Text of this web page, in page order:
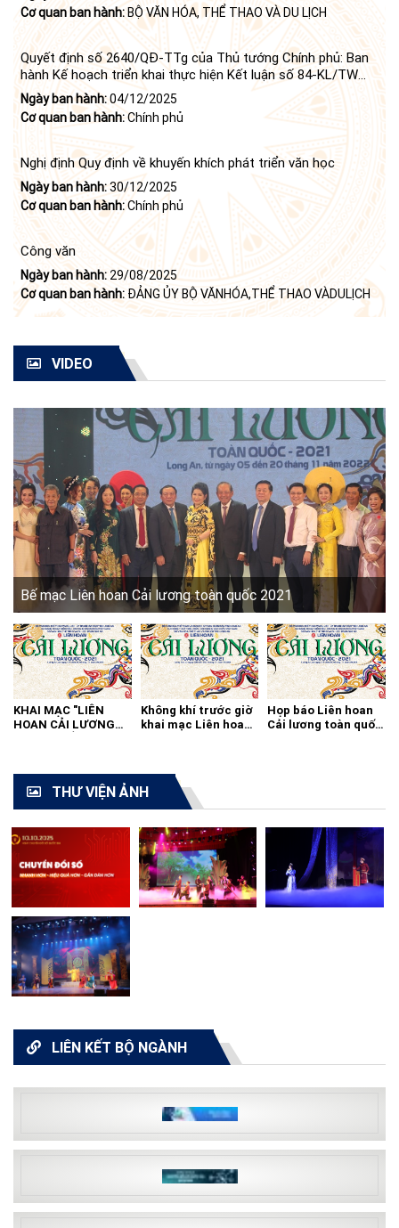
Cơ quan ban hành:BỘ VĂN HÓA, THỂ THAO VÀ DU LỊCH
Quyết định số 2640/QĐ-TTg của Thủ tướng Chính phủ: Ban
hành Kế hoạch triển khai thực hiện Kết luận số 84-KL/TW
ngày 21 tháng 6 năm 2024 của Bộ Chính trị tiếp tục thực
hiện Nghị quyết số 23-NQ/TW ngày 16 tháng 6 năm 2008
của Bộ Chính trị (khóa X) về "tiếp tục xây dựng và phát triển
văn học, nghệ thuật trong thời kỳ mới"
Ngày ban hành:04/12/2025
Cơ quan ban hành:Chính phủ
Nghị định Quy định về khuyến khích phát triển văn học
Ngày ban hành:30/12/2025
Cơ quan ban hành:Chính phủ
Công văn
Ngày ban hành: 29/08/2025
Cơ quan ban hành: ĐẢNG ỦY BỘ VĂNHÓA,THỂ THAO VÀDULỊCH
VIDEO
Bế mạc Liên hoan Cải lương toàn quốc 2021
KHAI MẠC "LIÊN
HOAN CẢI LƯƠNG
Không khí trước giờ
khai mạc Liên hoan
Họp báo Liên hoan
Cải lương toàn quốc
THƯ VIỆN ẢNH
LIÊN KẾT BỘ NGÀNH